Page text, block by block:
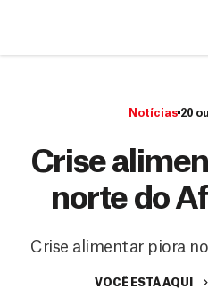
Notícias 20
Crise
norte do
Crise alimentar piora
VOCÊ ESTÁ AQUI
a